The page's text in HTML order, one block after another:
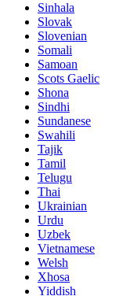
Sinhala
Slovak
Slovenian
Somali
Samoan
Scots Gaelic
Shona
Sindhi
Sundanese
Swahili
Tajik
Tamil
Telugu
Thai
Ukrainian
Urdu
Uzbek
Vietnamese
Welsh
Xhosa
Yiddish